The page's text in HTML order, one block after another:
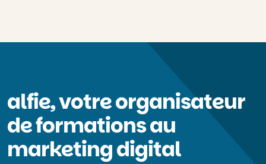
alfie, votre organisateur
de formations au
marketing digital